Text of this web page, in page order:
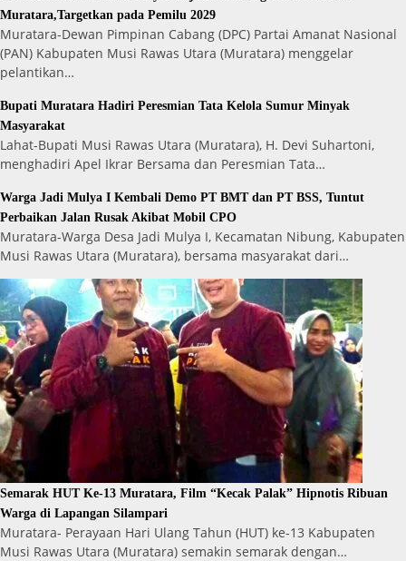
Muratara,Targetkan pada Pemilu 2029
Muratara-Dewan Pimpinan Cabang (DPC) Partai Amanat Nasional
(PAN) Kabupaten Musi Rawas Utara (Muratara) menggelar
pelantikan…
Bupati Muratara Hadiri Peresmian Tata Kelola Sumur Minyak
Masyarakat
Lahat-Bupati Musi Rawas Utara (Muratara), H. Devi Suhartoni,
menghadiri Apel Ikrar Bersama dan Peresmian Tata…
Warga Jadi Mulya I Kembali Demo PT BMT dan PT BSS, Tuntut
Perbaikan Jalan Rusak Akibat Mobil CPO
Muratara-Warga Desa Jadi Mulya I, Kecamatan Nibung, Kabupaten
Musi Rawas Utara (Muratara), bersama masyarakat dari…
Semarak HUT Ke-13 Muratara, Film “Kecak Palak” Hipnotis Ribuan
Warga di Lapangan Silampari
Muratara- Perayaan Hari Ulang Tahun (HUT) ke-13 Kabupaten
Musi Rawas Utara (Muratara) semakin semarak dengan…